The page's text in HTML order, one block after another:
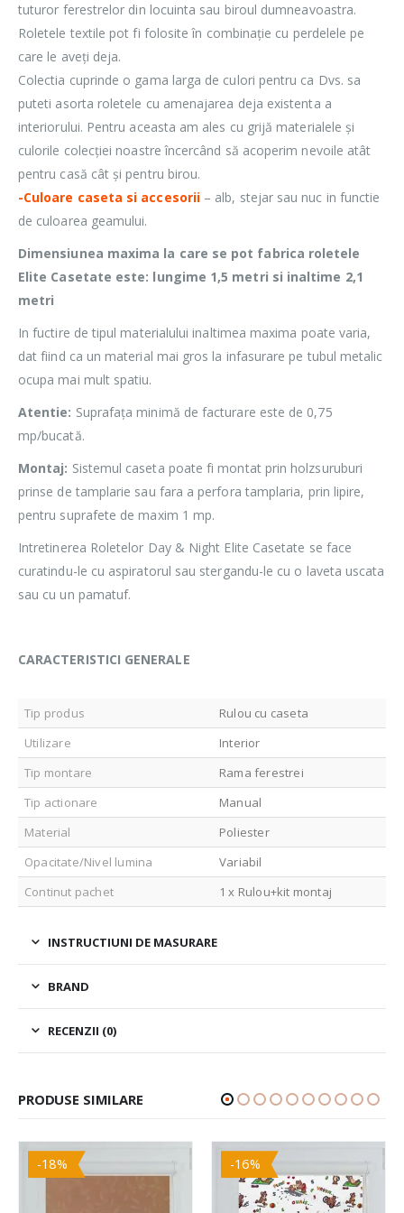
tuturor ferestrelor din locuinta sau biroul dumneavoastra.
Roletele textile pot fi folosite în combinație cu perdelele pe
care le aveți deja.
Colectia cuprinde o gama larga de culori pentru ca Dvs. sa
puteti asorta roletele cu amenajarea deja existenta a
interiorului. Pentru aceasta am ales cu grijă materialele și
culorile colecției noastre încercând să acoperim nevoile atât
pentru casă cât și pentru birou.
-Culoare caseta si accesorii– alb, stejar sau nuc in functie
de culoarea geamului.
Dimensiunea maxima la care se pot fabrica roletele
Elite Casetate este: lungime 1,5 metri si inaltime 2,1
metri
In fuctire de tipul materialului inaltimea maxima poate varia,
dat fiind ca un material mai gros la infasurare pe tubul metalic
ocupa mai mult spatiu.
Atentie: Suprafața minimă de facturare este de 0,75
mp/bucată.
Montaj: Sistemul caseta poate fi montat prin holzsuruburi
prinse de tamplarie sau fara a perfora tamplaria, prin lipire,
pentru suprafete de maxim 1 mp.
Intretinerea Roletelor Day & Night Elite Casetate se face
curatindu-le cu aspiratorul sau stergandu-le cu o laveta uscata
sau cu un pamatuf.
CARACTERISTICI GENERALE
Tip produs
Rulou cu caseta
Utilizare
Interior
Tip montare
Rama ferestrei
Tip actionare
Manual
Material
Poliester
Opacitate/Nivel lumina
Variabil
Continut pachet
1 x Rulou+kit montaj
INSTRUCTIUNI DE MASURARE
BRAND
RECENZII (0)
PRODUSE SIMILARE
-18% -16%